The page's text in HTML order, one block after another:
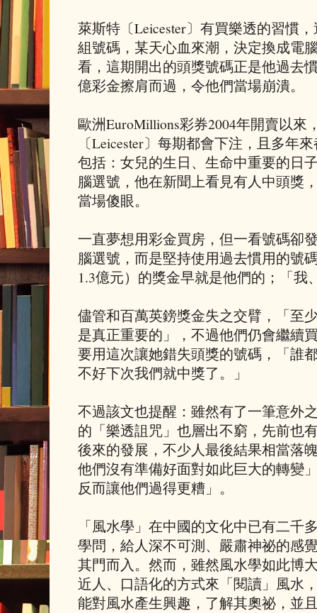
萊斯特〔Leicester〕有買樂透的習慣
組號碼，某天心血來潮，決定換成電
看，這期開出的頭獎號碼正是他過去
億彩金擦肩而過，令他們當場崩潰。
歐洲EuroMillions彩券2004年開賣以來
〔Leicester〕每期都會下注，且多年
包括：女兒的生日、生命中重要的日
腦選號，他在新聞上看見有人中頭獎
當場傻眼。
一直夢想用彩金買房，但一看號碼卻
腦選號，而是堅持使用過去慣用的號
1.3億元）的獎金早就是他們的；「我
儘管和百萬英鎊獎金失之交臂，「至
是真正重要的」，不過他們仍會繼續
要用這次讓她錯失頭獎的號碼，「誰
不好下次我們就中獎了。」
不過該文也提醒：雖然有了一筆意外
的「樂透詛咒」也層出不窮，先前也
後來的發展，不少人最後結果相當落
他們沒有準備好面對如此巨大的轉變
反而讓他們過得更糟」。
「風水學」在中國的文化中已有二千
學問，給人深不可測、嚴肅神祕的感
其門而入。然而，雖然風水學如此博
近人、口語化的方式來「閱讀」風水
能對風水產生興趣，了解其奧祕，並